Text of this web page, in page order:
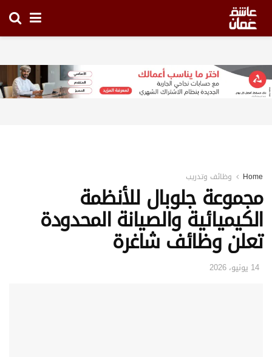
Home وظائف وتدريب
مجموعة جلوبال للأنظمة
الكيميائية والصيانة المحدودة
تعلن وظائف شاغرة
14 يونيو، 2026